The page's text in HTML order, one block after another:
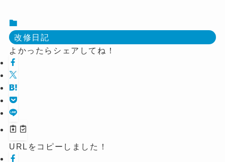
改修日記
よかったらシェアしてね！
URLをコピーしました！